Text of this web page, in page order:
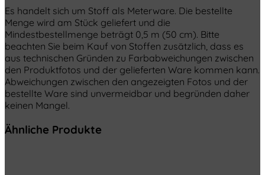
Es handelt sich um Stoff als Meterware. Die bestellte
Menge wird am Stück geliefert und die
Mindestbestellmenge beträgt 0,5 m (50 cm). Bitte
beachten Sie beim Kauf von Stoffen zusätzlich, dass es
aus technischen Gründen zu Farbabweichungen zwischen
den Produktfotos und der gelieferten Ware kommen kann.
Abweichungen zwischen den angezeigten Fotos und der
bestellte Ware sind unvermeidbar und begründen daher
keinen Mangel.
Ähnliche Produkte